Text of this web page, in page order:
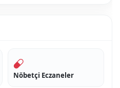
Nöbetçi Eczaneler